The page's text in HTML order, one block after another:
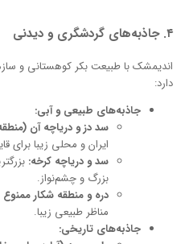
۴. جاذبه‌های گردشگری و دیدنی
اندیمشک با طبیعت بکر کوهستانی و
دارد:
جاذبه‌های طبیعی و آبی:
سد دز و دریاچه آن
ایران و محلی زیبا برای
سد و دریاچه کرخه:
بزرگ و چشم‌نواز.
دره و منطقه شکار ممنوع
مناظر طبیعی زیبا.
جاذبه‌های تاریخی: